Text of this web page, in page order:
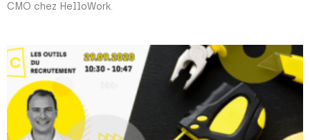
CMO chez HelloWork.